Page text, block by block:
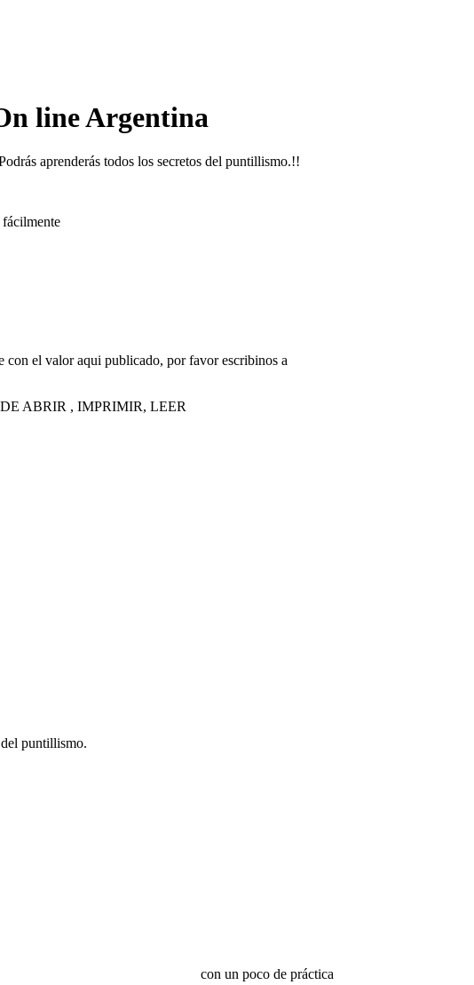
line Argentina
aprenderás todos los secretos del puntillismo.!!
con el valor aqui publicado, por favor escribinos a
ABRIR , IMPRIMIR, LEER
puntillismo.
con un poco de práctica